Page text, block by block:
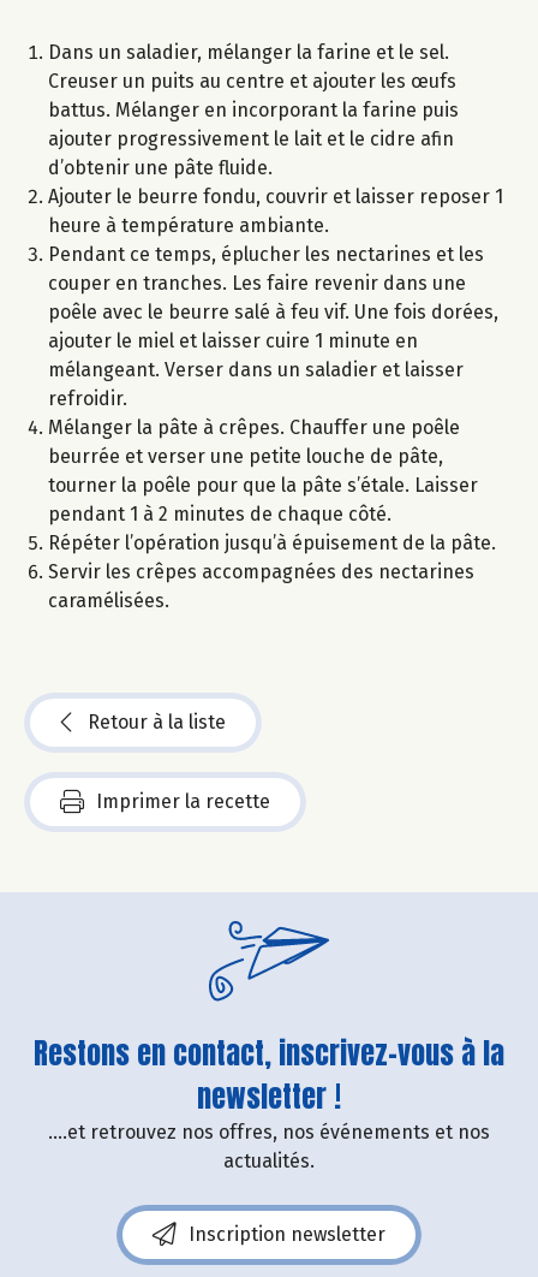
Dans un saladier, mélanger la farine et le sel.
Creuser un puits au centre et ajouter les œufs
battus. Mélanger en incorporant la farine puis
ajouter progressivement le lait et le cidre afin
d’obtenir une pâte fluide.
Ajouter le beurre fondu, couvrir et laisser reposer 1
heure à température ambiante.
Pendant ce temps, éplucher les nectarines et les
couper en tranches. Les faire revenir dans une
poêle avec le beurre salé à feu vif. Une fois dorées,
ajouter le miel et laisser cuire 1 minute en
mélangeant. Verser dans un saladier et laisser
refroidir.
Mélanger la pâte à crêpes. Chauffer une poêle
beurrée et verser une petite louche de pâte,
tourner la poêle pour que la pâte s’étale. Laisser
pendant 1 à 2 minutes de chaque côté.
Répéter l’opération jusqu’à épuisement de la pâte.
Servir les crêpes accompagnées des nectarines
caramélisées.
Retour à la liste
Imprimer la recette
Restons en contact, inscrivez-vous à la
newsletter !
....et retrouvez nos offres, nos événements et nos
actualités.
Inscription newsletter